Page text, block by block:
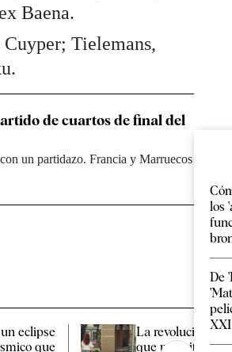
Baena.
Tielemans,
de cuartos de final del
un partidazo. Francia y Marruecos
eclipse
que
La revolucionaria
que permitirá a
los
De